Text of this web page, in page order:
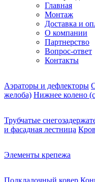
Главная
Монтаж
Доставка и
О компании
Партнерство
Вопрос-ответ
Контакты
Аэраторы и дефлекторы
желоба) Нижнее колено
Трубчатые
и фасадная лестница
Элементы крепежа
Подкладочный ковер